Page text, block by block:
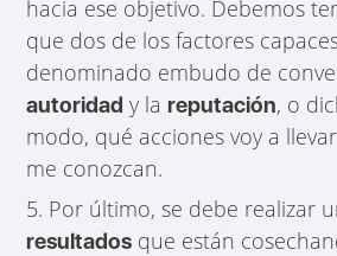
hacia ese objetivo. Debemos
que dos de los factores
denominado embudo de
autoridad y lareputación, o
modo, qué acciones voy a
me conozcan.
5. Por último, se debe realizar
resultados que están